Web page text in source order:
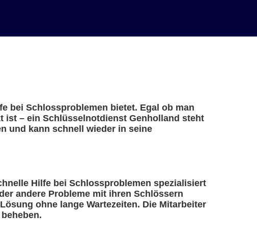
bei Schlossproblemen bietet. Egal ob man
ist – ein Schlüsselnotdienst Genholland steht
und kann schnell wieder in seine
Hilfe bei Schlossproblemen spezialisiert
andere Probleme mit ihren Schlössern
ohne lange Wartezeiten. Die Mitarbeiter